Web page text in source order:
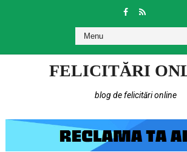
FELICITĂRI
blog de felicitări online